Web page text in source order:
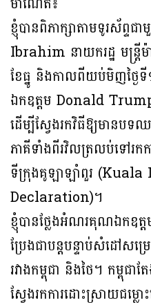
ខ្ញុំបានពិភាក្សាតាមទូរស័ព្
Ibrahim នាយករដ្ឋ មន្ត្
ខែធ្នូ និងកាលពីយប់មិញថ្ងៃ
ឯកឧត្ដម Donald
ដើម្បីស្វែងរកវិធីឱ្យមានបទ
ភាគីទាំងពីរវិលត្រលប់ទៅរកក
ទីក្រុងគូឡាឡាំពួរ
Declaration)។
ខ្ញុំបានថ្លែងអំណរគុណឯកឧត្
ប្រែងជាបន្តបន្ទាប់សំដៅសម្
រវាងកម្ពុជា និងថៃ។ កម្ពុជាត
ស្វែងរកការដោះស្រាយជម្ល